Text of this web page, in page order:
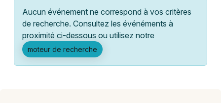
Grands événements
Activité & Expérience
Manifestations
Lille
Lyon
Marseille
Aucun événement ne correspond à vos critères
de recherche. Consultez les événéments à
proximité ci-dessous ou utilisez notre
moteur de recherche
Quand ?
Effacer les dates